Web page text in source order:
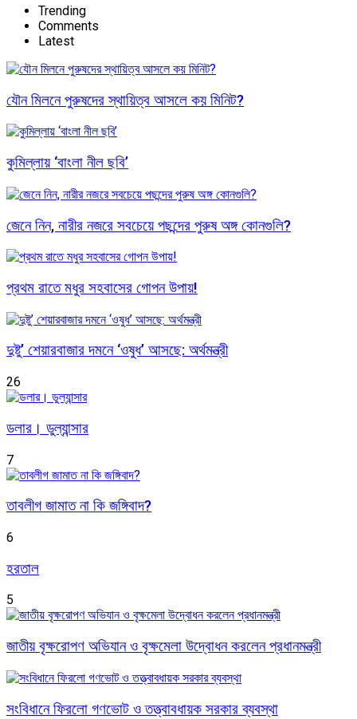
Trending
Comments
Latest
যৌন মিলনে পুরুষদের স্থায়িত্ব আসলে কয় মিনিট?
কুমিল্লায় ‘বাংলা নীল ছবি’
জেনে নিন, নারীর নজরে সবচেয়ে পছন্দের পুরুষ অঙ্গ কোনগুলি?
প্রথম রাতে মধুর সহবাসের গোপন উপায়!
দুষ্টু’ শেয়ারবাজার দমনে ‘ওষুধ’ আসছে: অর্থমন্ত্রী
26
ডলার। ডুল্যান্সার
7
তাবলীগ জামাত না কি জঙ্গিবাদ?
6
হরতাল
5
জাতীয় বৃক্ষরোপণ অভিযান ও বৃক্ষমেলা উদ্বোধন করলেন প্রধানমন্ত্রী
সংবিধানে ফিরলো গণভোট ও তত্ত্বাবধায়ক সরকার ব্যবস্থা